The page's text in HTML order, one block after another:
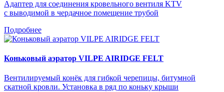
Адаптер для соединения кровельного вентиля KTV
с выводимой в чердачное помещение трубой
Подробнее
Коньковый аэратор VILPE AIRIDGE FELT
Вентилируемый конёк для гибкой черепицы, битумной
скатной кровли. Установка в ряд по коньку крыши